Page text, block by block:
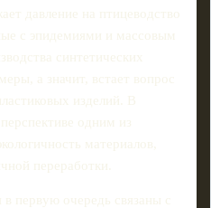
давление на птицеводство
с эпидемиями и массовым
синтетических
а значит, встает вопрос
изделий. В
одним из
материалов,
переработки.
первую очередь связаны с